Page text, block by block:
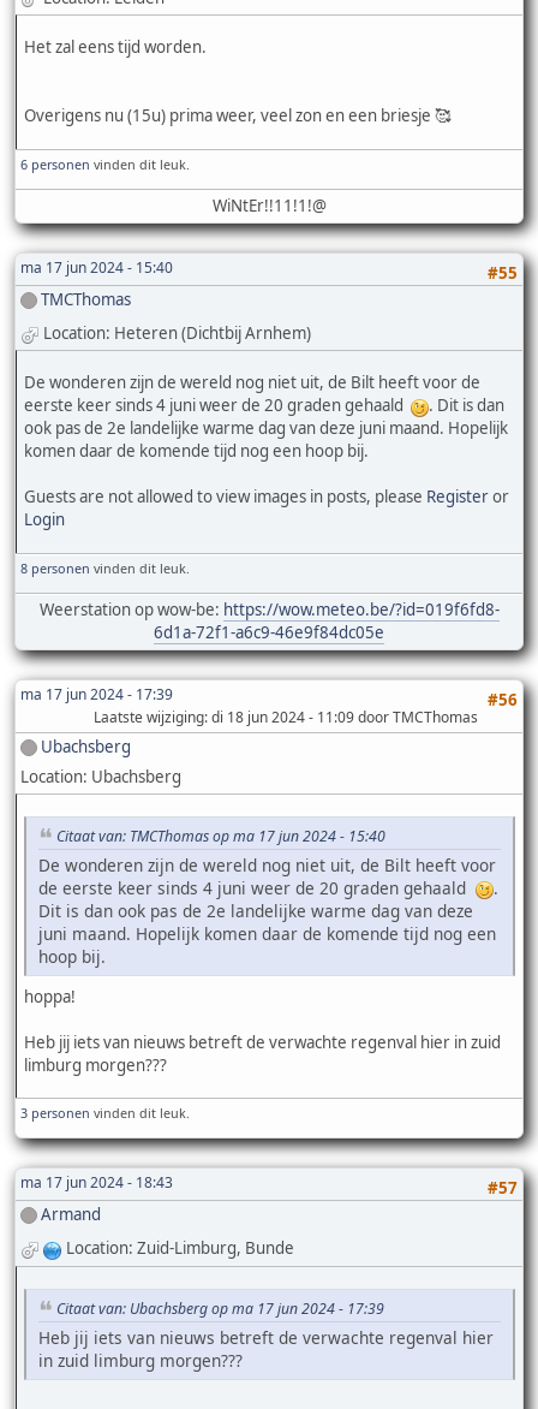
Het zal eens tijd worden.
Overigens nu (15u) prima weer, veel zon en een briesje 🥰
6 personen vinden dit leuk.
WiNtEr!!11!1!@
ma 17 jun 2024 - 15:40
#55
TMCThomas
Location: Heteren (Dichtbij Arnhem)
De wonderen zijn de wereld nog niet uit, de Bilt heeft voor de
eerste keer sinds 4 juni weer de 20 graden gehaald
. Dit is dan
ook pas de 2e landelijke warme dag van deze juni maand. Hopelijk
komen daar de komende tijd nog een hoop bij.
Guests are not allowed to view images in posts, please Registeror
Login
8 personen vinden dit leuk.
Weerstation op wow-be: https://wow.meteo.be/?id=019f6fd8-
6d1a-72f1-a6c9-46e9f84dc05e
ma 17 jun 2024 - 17:39 #56
Laatste wijziging: di 18 jun 2024 - 11:09 door TMCThomas
Ubachsberg
Location: Ubachsberg
Citaat van: TMCThomas op ma 17 jun 2024 - 15:40
De wonderen zijn de wereld nog niet uit, de Bilt heeft voor
de eerste keer sinds 4 juni weer de 20 graden gehaald
.
Dit is dan ook pas de 2e landelijke warme dag van deze
juni maand. Hopelijk komen daar de komende tijd nog een
hoop bij.
hoppa!
Heb jij iets van nieuws betreft de verwachte regenval hier in zuid
limburg morgen???
3 personen vinden dit leuk.
ma 17 jun 2024 - 18:43
#57
Armand
Location: Zuid-Limburg, Bunde
Citaat van: Ubachsberg op ma 17 jun 2024 - 17:39
Heb jij iets van nieuws betreft de verwachte regenval hier
in zuid limburg morgen???